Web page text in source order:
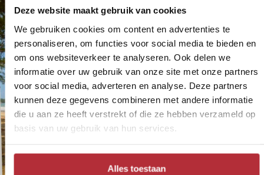
Deze website maakt gebruik van cookies
We gebruiken cookies om content en advertenties te
personaliseren, om functies voor social media te bieden en
om ons websiteverkeer te analyseren. Ook delen we
informatie over uw gebruik van onze site met onze partners
voor social media, adverteren en analyse. Deze partners
kunnen deze gegevens combineren met andere informatie
die u aan ze heeft verstrekt of die ze hebben verzameld op
basis van uw gebruik van hun services.
Alles toestaan